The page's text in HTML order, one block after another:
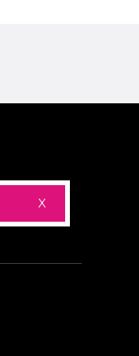
X